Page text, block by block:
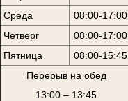
Среда
08:00-17:00
Четверг
08:00-17:00
Пятница
08:00-15:45
Перерыв на обед
13:00 – 13:45